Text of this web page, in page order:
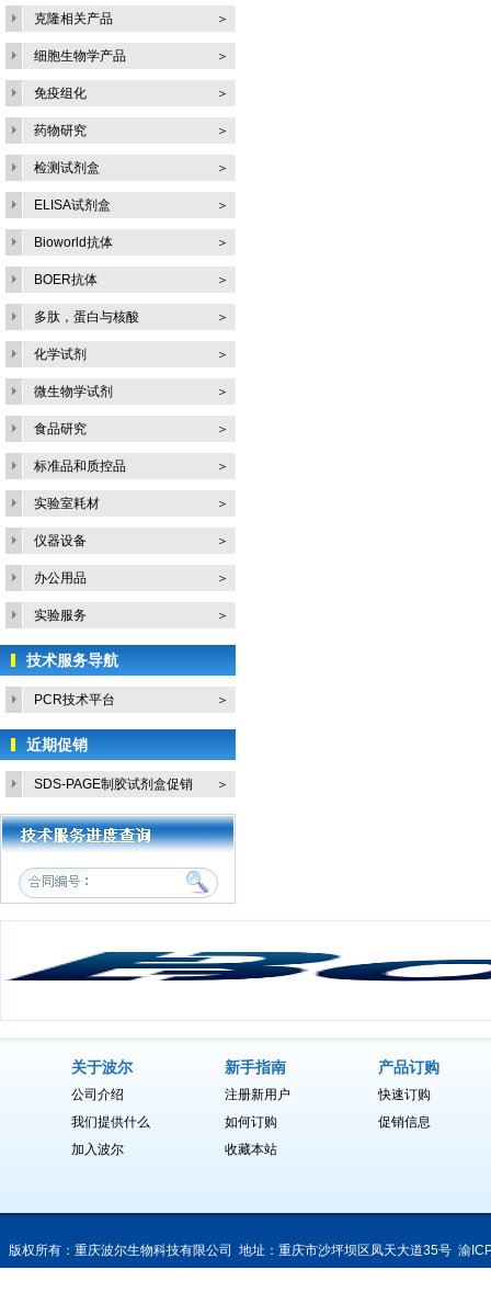
克隆相关产品 ＞
细胞生物学产品 ＞
免疫组化 ＞
药物研究 ＞
检测试剂盒 ＞
ELISA试剂盒 ＞
Bioworld抗体 ＞
BOER抗体 ＞
多肽，蛋白与核酸 ＞
化学试剂 ＞
微生物学试剂 ＞
食品研究 ＞
标准品和质控品 ＞
实验室耗材 ＞
仪器设备 ＞
办公用品 ＞
实验服务 ＞
技术服务导航
PCR技术平台 ＞
近期促销
SDS-PAGE制胶试剂盒促销
活...
＞
关于波尔
公司介绍
我们提供什么
加入波尔
新手指南
注册新用户
如何订购
收藏本站
产品订购
快速订购
促销信息
版权所有：重庆波尔生物科技有限公司 地址：重庆市沙坪坝区凤天大道35号 渝